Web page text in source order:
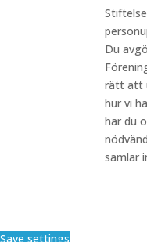
Du
rätt att
hur vi
har du
samlar
Save settings